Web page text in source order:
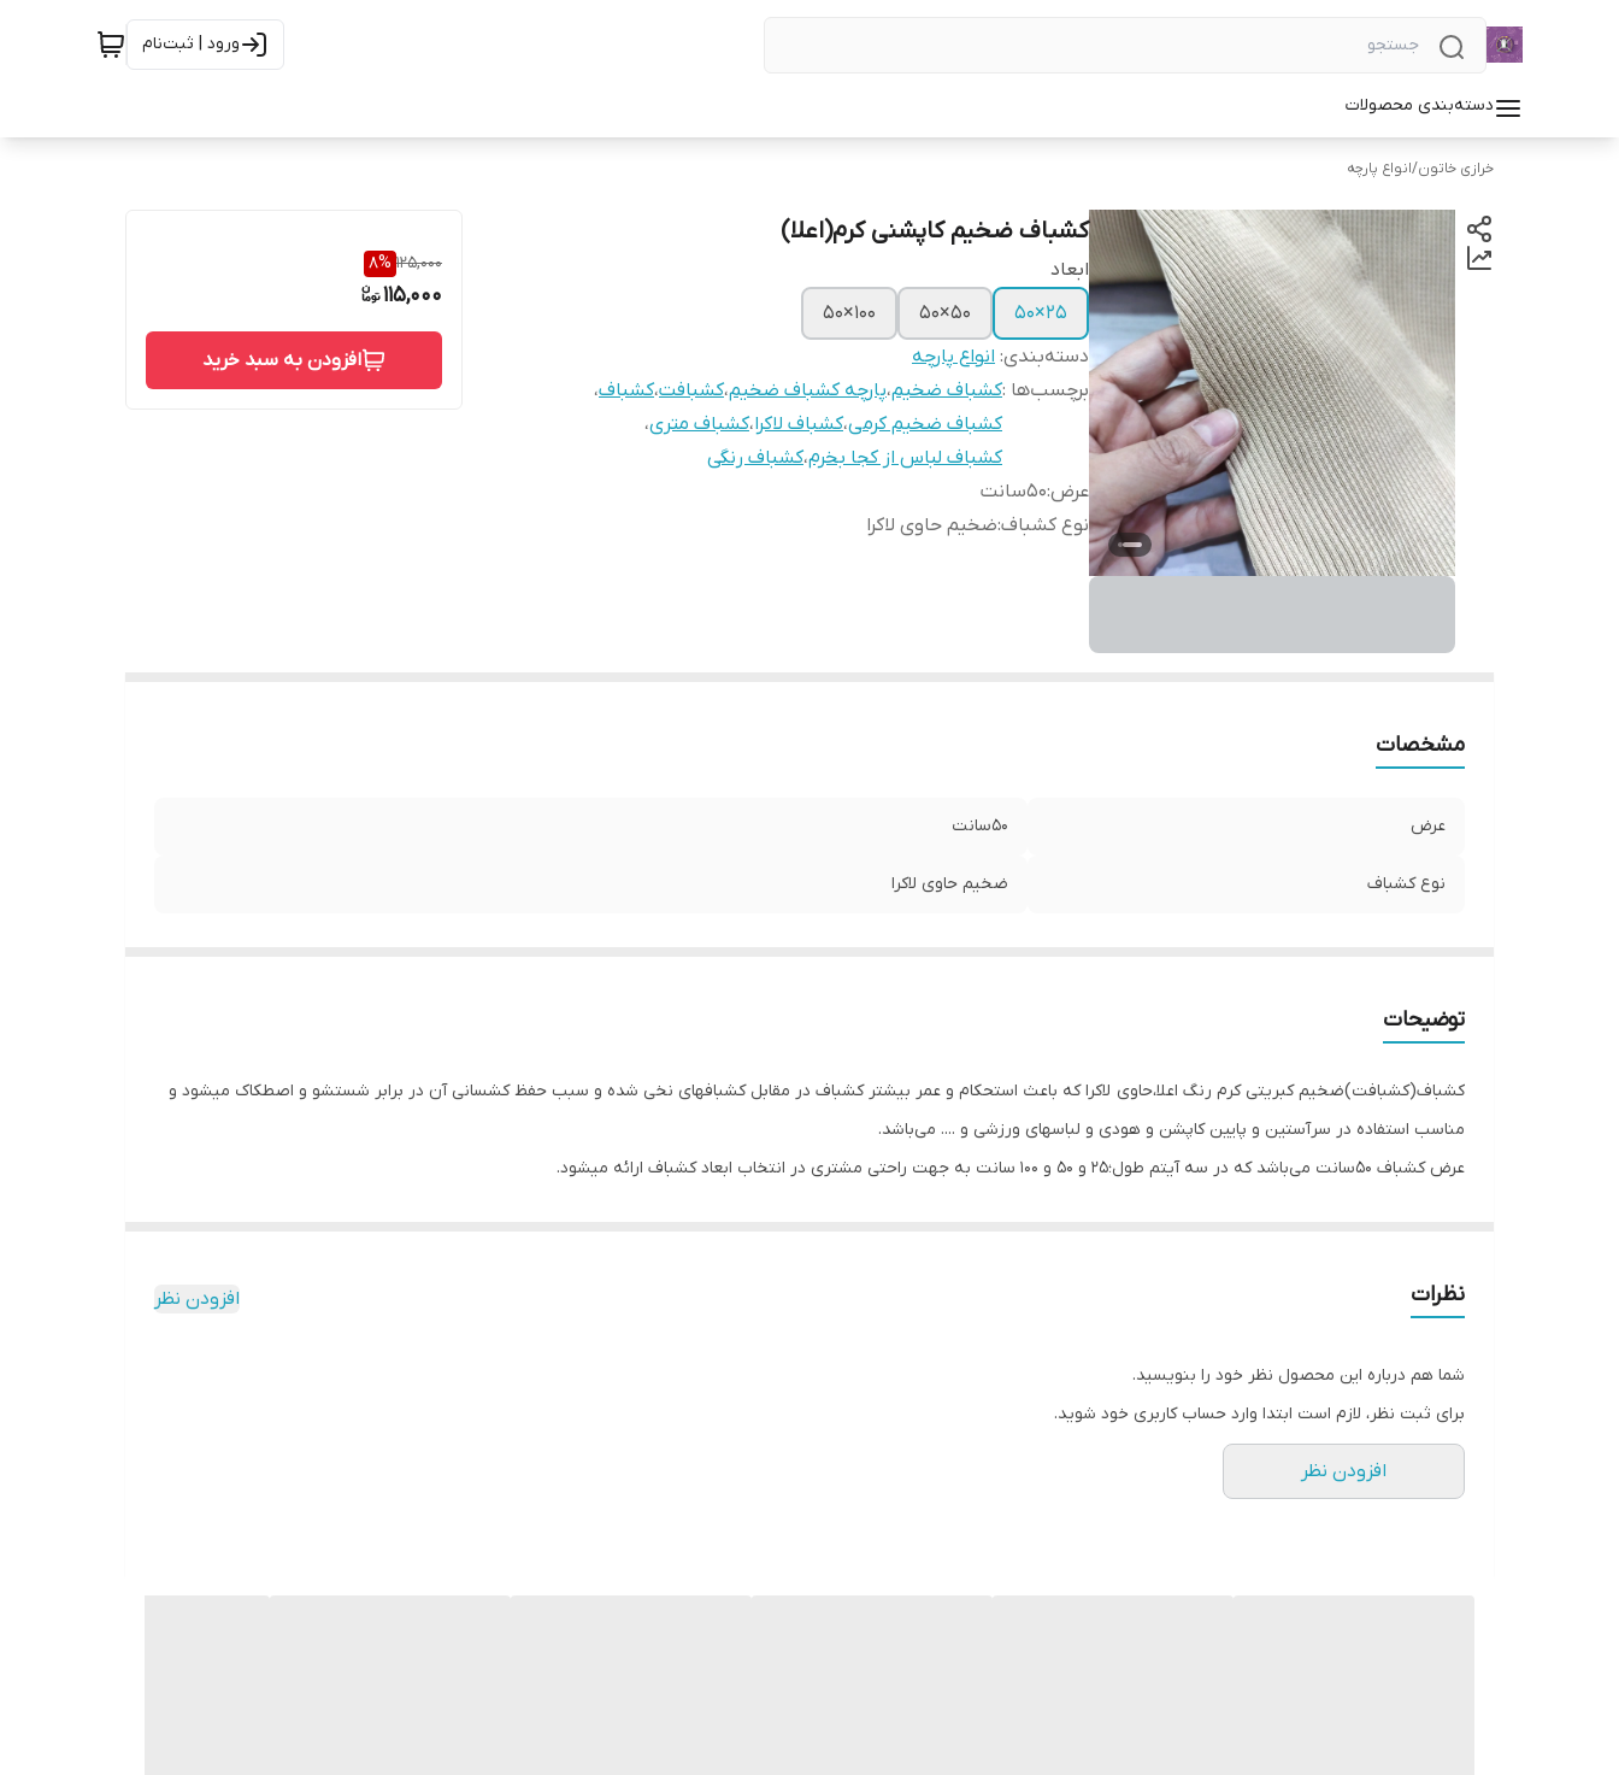
ورود | ثبت‌نام
دسته‌بندی محصولات
خرازی خاتون/انواع پارچه
کشباف ضخیم کاپشنی کرم(اعلا)
ابعاد
۲۵×۵۰
۵۰×۵۰
۱۰۰×۵۰
دسته‌بندی: انواع پارچه
برچسب‌ها :کشباف ضخیم،پارچه کشباف ضخیم،کشبافت،کشباف،
کشباف ضخیم کرمی،کشباف لاکرا،کشباف متری،
کشباف لباس از کجا بخرم،کشباف رنگی
عرض:۵۰سانت
نوع کشباف:ضخیم حاوی لاکرا
125,000
8%
115,000
افزودن به سبد خرید
مشخصات
عرض ۵۰سانت
نوع کشباف ضخیم حاوی لاکرا
توضیحات
کشباف(کشبافت)ضخیم کبریتی کرم رنگ اعلا،حاوی لاکرا که باعث استحکام و عمر بیشتر کشباف در مقابل کشبافهای نخی شده و سبب حفظ کشسانی آن در برابر شستشو و اصطکاک میشود و
مناسب استفاده در سرآستین و پایین کاپشن و هودی و لباسهای ورزشی و .... می‌باشد.
عرض کشباف ۵۰سانت می‌باشد که در سه آیتم طول؛۲۵ و ۵۰ و ۱۰۰ سانت به جهت راحتی مشتری در انتخاب ابعاد کشباف ارائه میشود.
نظرات افزودن نظر
شما هم درباره این محصول نظر خود را بنویسید.
برای ثبت نظر، لازم است ابتدا وارد حساب کاربری خود شوید.
افزودن نظر